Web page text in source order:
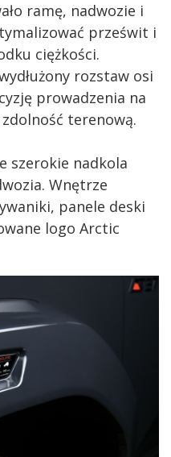
ramę, nadwozie i
prześwit i
ciężkości.
rozstaw osi
prowadzenia na
terenową.
szerokie nadkola
Wnętrze
panele deski
logo Arctic